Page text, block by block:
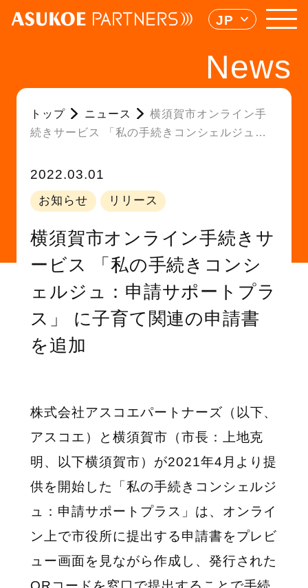
JP
News
トップ ニュース
横須賀市オンライン手
続きサービス 「私の手続きコンシェルジュ：
を追加
2022.03.01
お知らせ リリース
横須賀市オンライン手続きサ
ービス 「私の手続きコンシ
ェルジュ：申請サポートプラ
ス」 に子育て関連の申請書
を追加
株式会社アスコエパートナーズ（ 以下、
アスコエ）と横須賀市（市長：上地克
明、以下横須賀市）が2021年4 月より提
供を開始した「私の手続きコンシェルジ
ュ： 申請サポートプラス 」は、オンライ
ン上で市役所に提出する申請書をプレビ
ュー画面を見ながら作成し、発行された